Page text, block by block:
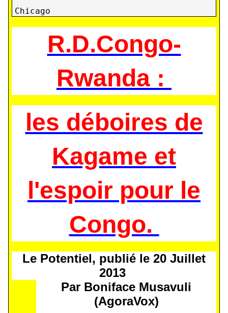
Chicago
R.D.Congo-
Rwanda :
les déboires de
Kagame et
l'espoir pour le
Congo.
Le Potentiel, publié le 20 Juillet
2013
Par Boniface Musavuli
(AgoraVox)